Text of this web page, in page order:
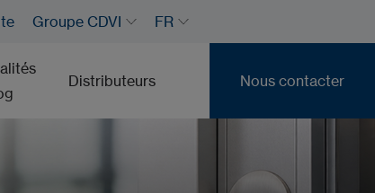
Groupe CDVI
FR
Distributeurs Nous contacter